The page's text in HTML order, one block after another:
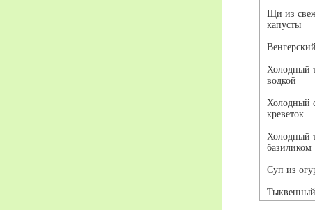
Щи из
капусты
Холодный
водкой
Холодный
креветок
Холодный
базиликом
Суп из
чесноком